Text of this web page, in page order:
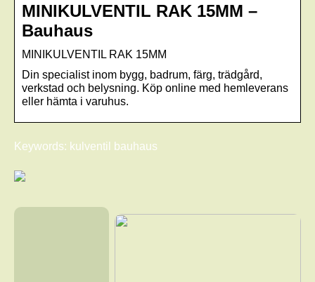
MINIKULVENTIL RAK 15MM –
Bauhaus
MINIKULVENTIL RAK 15MM
Din specialist inom bygg, badrum, färg, trädgård,
verkstad och belysning. Köp online med hemleverans
eller hämta i varuhus.
Keywords: kulventil bauhaus